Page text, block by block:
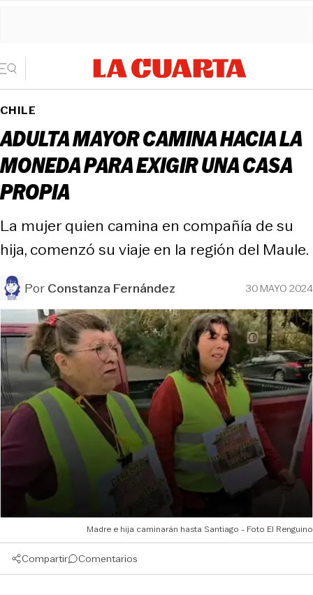
CHILE
ADULTA MAYOR CAMINA HACIA LA
MONEDA PARA EXIGIR UNA CASA
PROPIA
La mujer quien camina en compañía de su
hija, comenzó su viaje en la región del Maule.
PorConstanza Fernández 30 MAYO 2024
Madre e hija caminarán hasta Santiago - Foto El Renguino
Compartir Comentarios